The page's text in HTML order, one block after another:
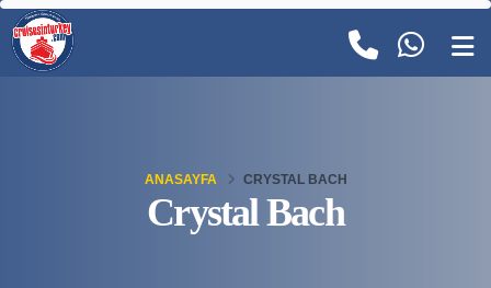
Crystal Bach
ANASAYFA CRYSTAL BACH